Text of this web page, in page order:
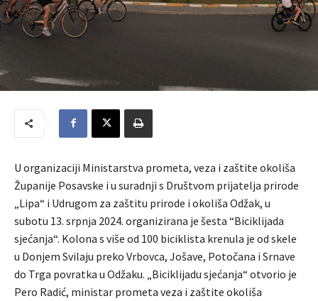
U organizaciji Ministarstva prometa, veza i zaštite okoliša
Županije Posavske i u suradnji s Društvom prijatelja prirode
„Lipa“ i Udrugom za zaštitu prirode i okoliša Odžak, u
subotu 13. srpnja 2024. organizirana je šesta “Biciklijada
sjećanja“. Kolona s više od 100 biciklista krenula je od skele
u Donjem Svilaju preko Vrbovca, Jošave, Potočana i Srnave
do Trga povratka u Odžaku. „Biciklijadu sjećanja“ otvorio je
Pero Radić, ministar prometa veza i zaštite okoliša